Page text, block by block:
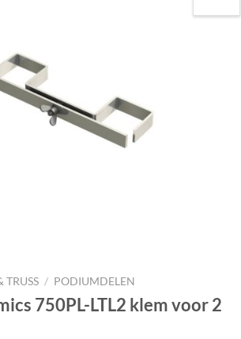
Toevoegen
TRUSS / PODIUMDELEN
750PL-LTL2 klem voor 2